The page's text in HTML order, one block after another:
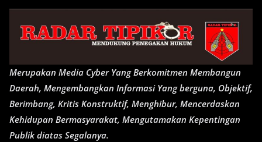
Merupakan Media Cyber Yang Berkomitmen Membangun
Daerah, Mengembangkan Informasi Yang berguna, Objektif,
Berimbang, Kritis Konstruktif, Menghibur, Mencerdaskan
Kehidupan Bermasyarakat, Mengutamakan Kepentingan
Publik diatas Segalanya.